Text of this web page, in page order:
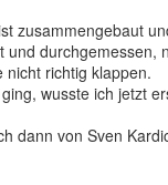
zusammengebaut
und durchgemessen,
nicht richtig klappen.
wusste ich jetzt
dann von Sven